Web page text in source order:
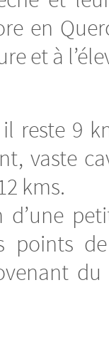
en
et à
reste 9
vaste
kms.
points